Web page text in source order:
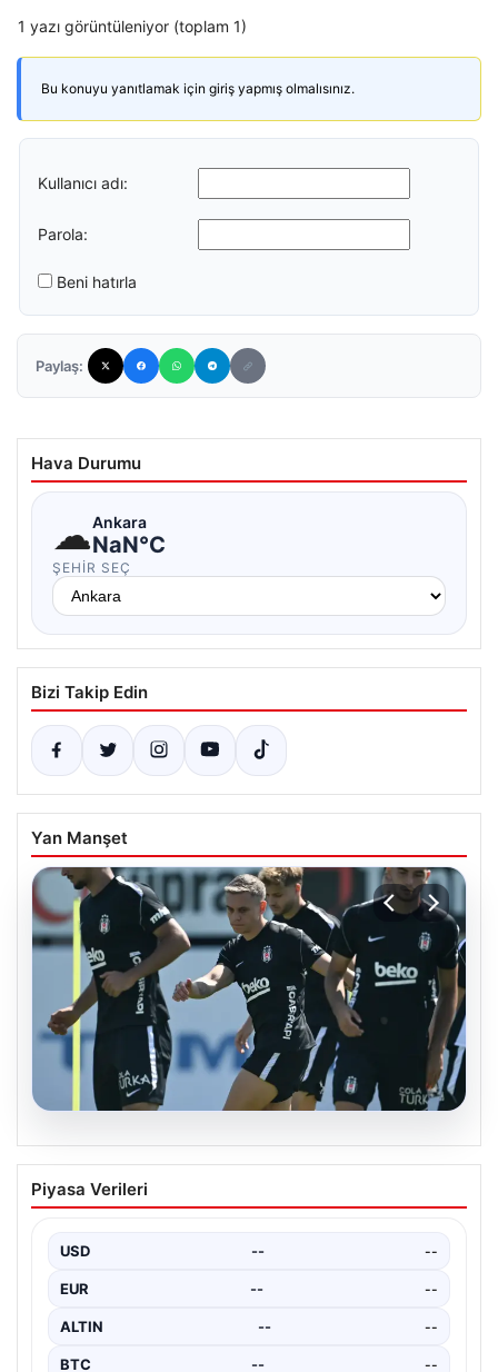
1 yazı görüntüleniyor (toplam 1)
Bu konuyu yanıtlamak için giriş yapmış olmalısınız.
Kullanıcı adı:
Parola:
Beni hatırla
Paylaş:
Hava Durumu
☁Ankara
NaN°C
ŞEHIR SEÇ
Bizi Takip Edin
Yan Manşet
05.08.2026
Kılıçdaroğlu: Hesap sormaktan ve
vermekten çekinmeyiz
başlangıcını ilan eden Cumhuriyet Halk Partisi (CHP)
Genel…
Piyasa Verileri
USD -- --
EUR -- --
ALTIN -- --
BTC -- --